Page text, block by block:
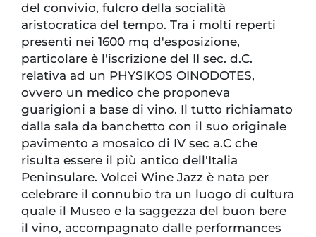
del convivio, fulcro della socialità
aristocratica del tempo. Tra i molti reperti
presenti nei 1600 mq d'esposizione,
particolare è l'iscrizione del II sec. d.C.
relativa ad un PHYSIKOS OINODOTES,
ovvero un medico che proponeva
guarigioni a base di vino. Il tutto richiamato
dalla sala da banchetto con il suo originale
pavimento a mosaico di IV sec a.C che
risulta essere il più antico dell'Italia
Peninsulare. Volcei Wine Jazz è nata per
celebrare il connubio tra un luogo di cultura
quale il Museo e la saggezza del buon bere
il vino, accompagnato dalle performances